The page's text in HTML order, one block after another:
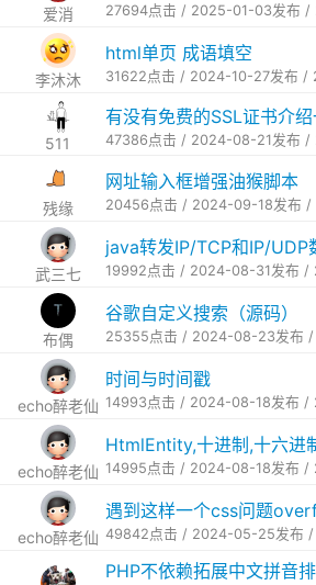
爱消 27694点击 / 2025-01-03发布 /
李沐沐
html单页 成语填空
31622点击 / 2024-10-27发布 /
511
有没有免费的SSL证书介
47386点击 / 2024-08-21发布 /
残缘
网址输入框增强油猴脚本
20456点击 / 2024-09-18发布 /
武三七
java转发IP/TCP和IP/UDP
19992点击 / 2024-08-31发布 /
布偶
谷歌自定义搜索（源码）
25355点击 / 2024-08-23发布
echo醉老仙
时间与时间戳
14993点击 / 2024-08-18发布 /
echo醉老仙
HtmlEntity,十进制,十六进
14995点击 / 2024-08-18发布 /
echo醉老仙
遇到这样一个css问题
49842点击 / 2024-05-25发布
PHP不依赖拓展中文拼音